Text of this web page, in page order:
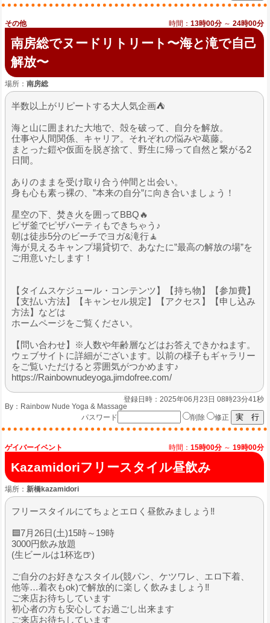
その他 時間： 13時00分 ～ 24時00分
南房総でヌードリトリート〜海と滝で自己
解放〜
場所： 南房総
半数以上がリピートする大人気企画⛺
海と山に囲まれた大地で、殻を破って、自分を解放。
仕事や人間関係、キャリア。それぞれの悩みや葛藤。
まとった鎧や仮面を脱ぎ捨て、野生に帰って自然と繋がる2
日間。
ありのままを受け取り合う仲間と出会い。
身も心も素っ裸の、”本来の自分”に向き合いましょう！
星空の下、焚き火を囲ってBBQ🔥
ピザ釜でピザパーティもできちゃう♪
朝は徒歩5分のビーチでヨガ&滝行🧘
海が見えるキャンプ場貸切で、あなたに”最高の解放の場”を
ご用意いたします！
【タイムスケジュール・コンテンツ】【持ち物】【参加費】
【支払い方法】【キャンセル規定】【アクセス】【申し込み
方法】などは
ホームページをご覧ください。
【問い合わせ】※人数や年齢層などはお答えできかねます。
ウェブサイトに詳細がございます。以前の様子もギャラリー
をご覧いただけると雰囲気がつかめます♪
https://Rainbownudeyoga.jimdofree.com/
登録日時：2025年06月23日 08時23分41秒
By： Rainbow Nude Yoga & Massage
パスワード
削除 修正
ゲイバーイベント 時間： 15時00分 ～ 19時00分
Kazamidoriフリースタイル昼飲み
場所： 新橋kazamidori
フリースタイルにてちょとエロく昼飲みましょう‼️
🟦7月26日(土)15時～19時
3000円飲み放題
(生ビールは1杯迄🍺)
ご自分のお好きなスタイル(競パン、ケツワレ、エロ下着、
他等…着衣もok)で解放的に楽しく飲みましょう‼️
ご来店お待ちしています
初心者の方も安心してお過ごし出来ます
ご来店お待ちしています